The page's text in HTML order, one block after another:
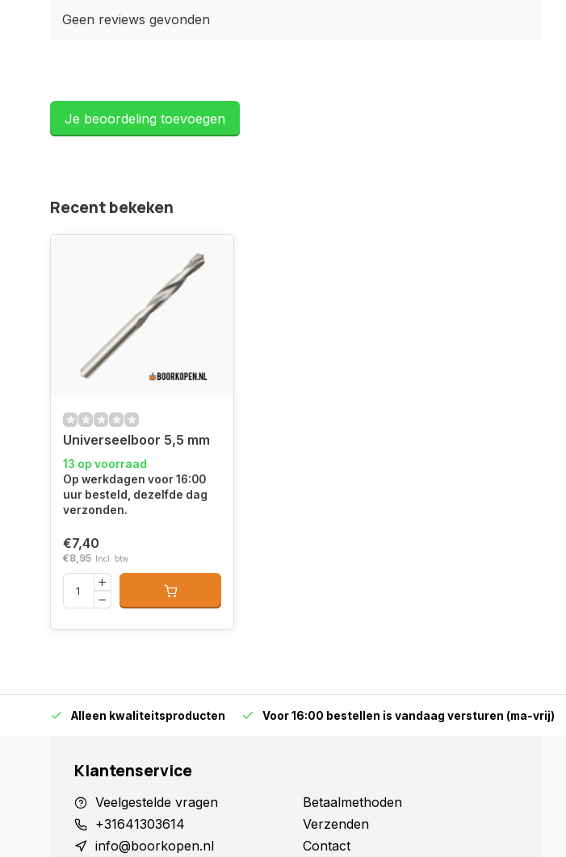
Geen reviews gevonden
Je beoordeling toevoegen
Recent bekeken
Universeelboor 5,5 mm
13 op voorraad
Op werkdagen voor 16:00
uur besteld, dezelfde dag
verzonden.
€7,40
€8,95 Incl. btw
Alleen kwaliteitsproducten Voor 16:00 bestellen is vandaag versturen (ma-vrij)
Klantenservice
Veelgestelde vragen
+31641303614
info@boorkopen.nl
Betaalmethoden
Verzenden
Contact